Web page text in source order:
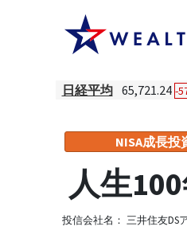
日経平均 65,721.24 -
NISA成長投
人生
投信会社名： 三井住友DS